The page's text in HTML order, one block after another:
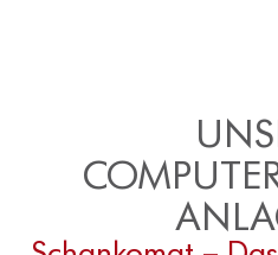
Schankomat –